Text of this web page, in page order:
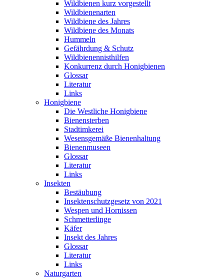
Wildbienen kurz vorgestellt
Wildbienenarten
Wildbiene des Jahres
Wildbiene des Monats
Hummeln
Gefährdung & Schutz
Wildbienennisthilfen
Konkurrenz durch Honigbienen
Glossar
Literatur
Links
Honigbiene
Die Westliche Honigbiene
Bienensterben
Stadtimkerei
Wesensgemäße Bienenhaltung
Bienenmuseen
Glossar
Literatur
Links
Insekten
Bestäubung
Insektenschutzgesetz von 2021
Wespen und Hornissen
Schmetterlinge
Käfer
Insekt des Jahres
Glossar
Literatur
Links
Naturgarten